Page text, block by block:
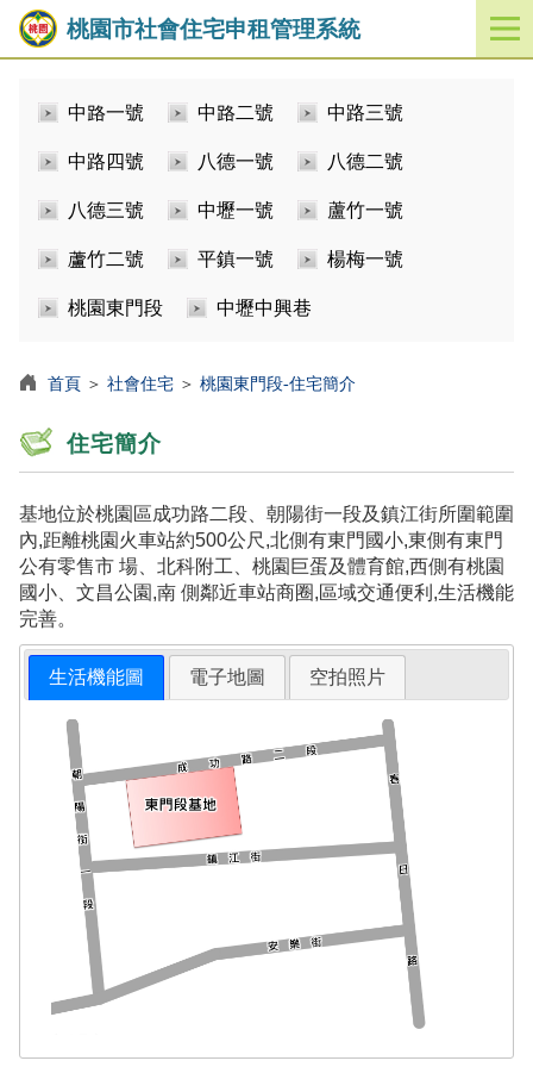
桃園市社會住宅申租管理系統
開
啟
中路一號 中路二號 中路三號
中路四號 八德一號 八德二號
八德三號 中壢一號 蘆竹一號
蘆竹二號 平鎮一號 楊梅一號
桃園東門段 中壢中興巷
首頁 ＞ 社會住宅 ＞ 桃園東門段-住宅簡介
住宅簡介
基地位於桃園區成功路二段、朝陽街一段及鎮江街所圍範圍
內,距離桃園火車站約500公尺,北側有東門國小,東側有東門
公有零售市 場、北科附工、桃園巨蛋及體育館,西側有桃園
國小、文昌公園,南 側鄰近車站商圈,區域交通便利,生活機能
完善。
生活機能圖 電子地圖 空拍照片